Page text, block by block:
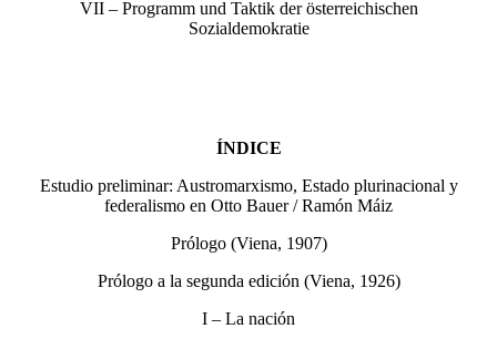
VII – Programm und Taktik der österreichischen
Sozialdemokratie
ÍNDICE
Estudio preliminar: Austromarxismo, Estado plurinacional y
federalismo en Otto Bauer / Ramón Máiz
Prólogo (Viena, 1907)
Prólogo a la segunda edición (Viena, 1926)
I – La nación